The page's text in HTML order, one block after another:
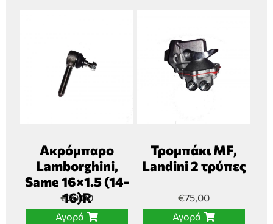
Ακρόμπαρο
Lamborghini,
Same 16×1.5 (14-
16)R
€20,00
Αγορά
Τρομπάκι MF,
Landini 2 τρύπες
€75,00
Αγορά